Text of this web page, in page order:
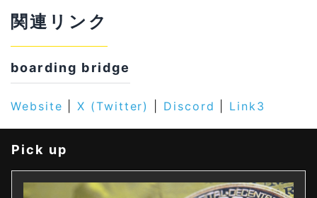
関連リンク
boarding bridge
Website X (Twitter) Discord Link3
Pick up